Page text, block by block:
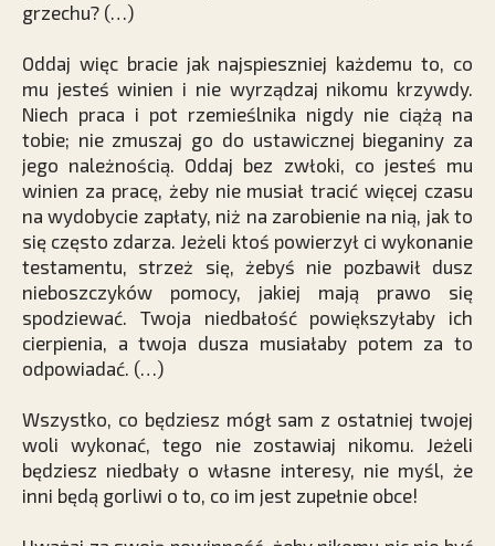
grzechu? (…)
Oddaj więc bracie jak najspieszniej każdemu to, co
mu jesteś winien i nie wyrządzaj nikomu krzywdy.
Niech praca i pot rzemieślnika nigdy nie ciążą na
tobie; nie zmuszaj go do ustawicznej bieganiny za
jego należnością. Oddaj bez zwłoki, co jesteś mu
winien za pracę, żeby nie musiał tracić więcej czasu
na wydobycie zapłaty, niż na zarobienie na nią, jak to
się często zdarza. Jeżeli ktoś powierzył ci wykonanie
testamentu, strzeż się, żebyś nie pozbawił dusz
nieboszczyków pomocy, jakiej mają prawo się
spodziewać. Twoja niedbałość powiększyłaby ich
cierpienia, a twoja dusza musiałaby potem za to
odpowiadać. (…)
Wszystko, co będziesz mógł sam z ostatniej twojej
woli wykonać, tego nie zostawiaj nikomu. Jeżeli
będziesz niedbały o własne interesy, nie myśl, że
inni będą gorliwi o to, co im jest zupełnie obce!